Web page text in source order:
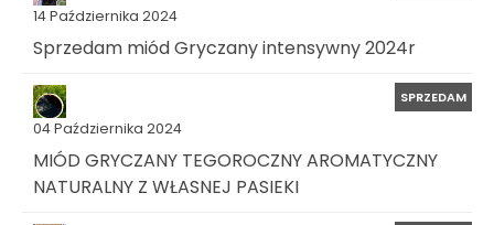
14 Października 2024
Sprzedam miód Gryczany intensywny 2024r
04 Października 2024
SPRZEDAM
MIÓD GRYCZANY TEGOROCZNY AROMATYCZNY
NATURALNY Z WŁASNEJ PASIEKI